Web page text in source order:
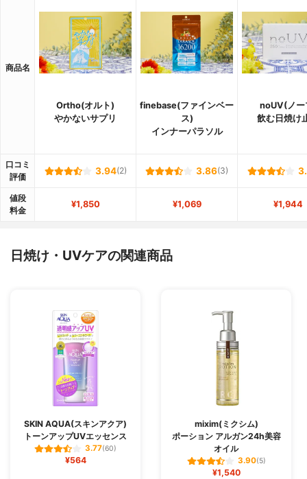
商品名
Ortho(オルト)
やかないサプリ
finebase(ファインベー
ス)
インナーパラソル
noUV(ノー
飲む日焼け
口コミ
評価
3.94(2) 3.86(3)
値段
料金
¥1,850 ¥1,069 ¥1,944
日焼け・UVケアの関連商品
SKIN AQUA(スキンアクア)
トーンアップUVエッセンス
3.77(60)
¥564
mixim(ミクシム)
ポーション アルガン24h美容
オイル
3.90(5)
¥1,540